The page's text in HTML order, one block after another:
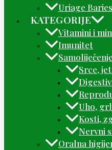
Uriage
KATEGORIJE
Vitamini i
Imunitet
Samoliječenje
Srce,
Uho,
Kosti,
Nervni
Oralna